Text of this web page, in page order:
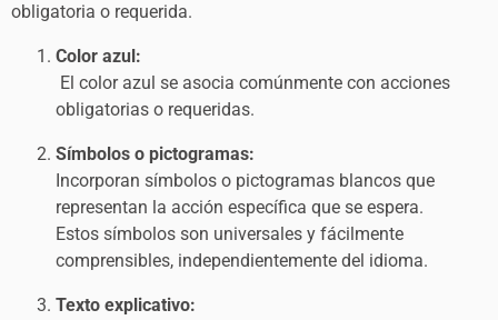
obligatoria o requerida.
Color azul:
El color azul se asocia comúnmente con acciones
obligatorias o requeridas.
Símbolos o pictogramas:
Incorporan símbolos o pictogramas blancos que
representan la acción específica que se espera.
Estos símbolos son universales y fácilmente
comprensibles, independientemente del idioma.
Texto explicativo: